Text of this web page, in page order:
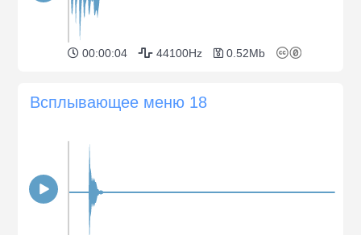
00:00:04 44100Hz 0.52Mb
Всплывающее меню 18